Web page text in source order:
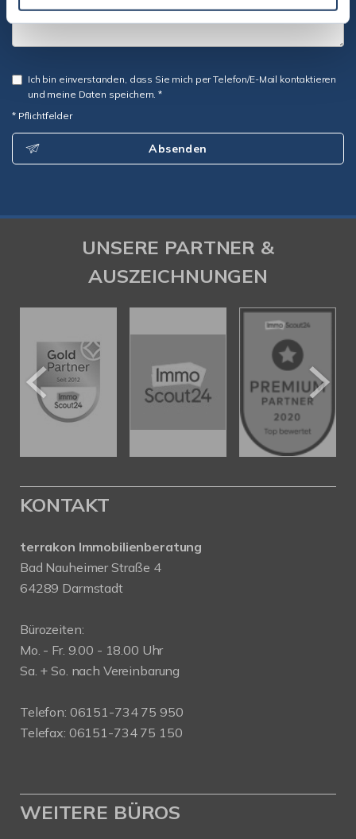
Ich bin einverstanden, dass Sie mich per Telefon/E-Mail kontaktieren
und meine Daten speichern. *
* Pflichtfelder
Absenden
UNSERE PARTNER &
AUSZEICHNUNGEN
KONTAKT
terrakon Immobilienberatung
Bad Nauheimer Straße 4
64289 Darmstadt
Bürozeiten:
Mo. - Fr. 9.00 - 18.00 Uhr
Sa. + So. nach Vereinbarung
Telefon: 06151-734 75 950
Telefax: 06151-734 75 150
WEITERE BÜROS